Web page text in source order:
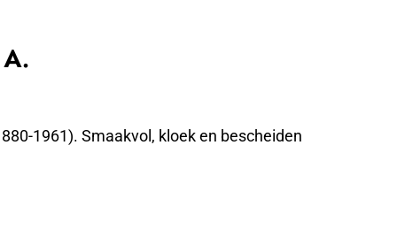
1961). Smaakvol, kloek en bescheiden